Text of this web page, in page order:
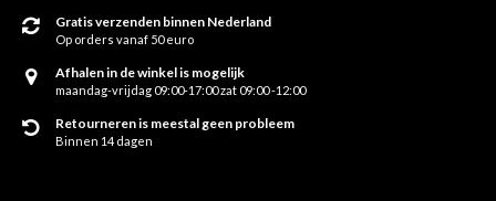
Gratis verzenden binnen Nederland
Op orders vanaf 50 euro
Afhalen in de winkel is mogelijk
maandag-vrijdag 09:00-17:00 zat 09:00 -12:00
Retourneren is meestal geen probleem
Binnen 14 dagen